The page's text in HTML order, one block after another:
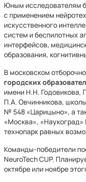
Юным исследователям
с применением
искусственного
систем и беспилотных
интерфейсов,
образования,
В московском
городских
имени Н.Н. Годовикова,
П.А. Овчинникова,
№ 548 «Царицыно», а
«Москва»,
технопарк равных
Команды-победители
NeuroTech CUP.
октябре или ноябре